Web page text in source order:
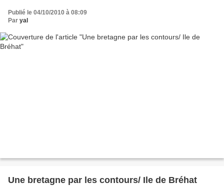
Publié le 04/10/2010 à 08:09
Par yal
Une bretagne par les contours/ Ile de Bréhat